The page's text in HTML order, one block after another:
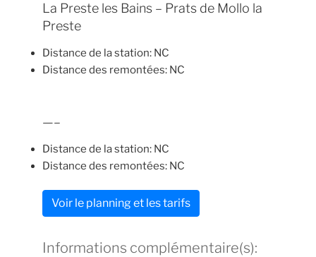
La Preste les Bains – Prats de Mollo la
Preste
Distance de la station: NC
Distance des remontées: NC
—–
Distance de la station: NC
Distance des remontées: NC
Voir le planning et les tarifs
Informations complémentaire(s):